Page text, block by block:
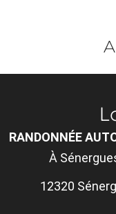
RANDONNÉE
À
12320